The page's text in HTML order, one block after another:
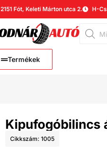
2151 Fót, Keleti Márton utca 2. H-
Termékek
Kipufogóbilincs
Cikkszám: 1005